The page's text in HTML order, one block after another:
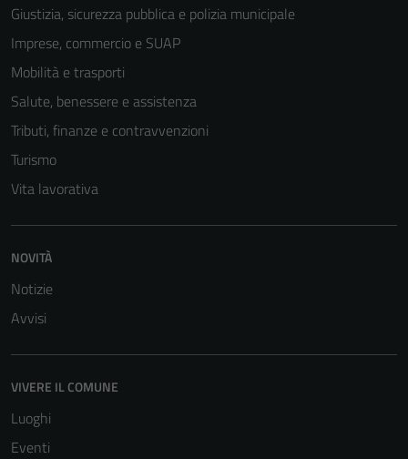
Giustizia, sicurezza pubblica e polizia municipale
Imprese, commercio e SUAP
Mobilità e trasporti
Salute, benessere e assistenza
Tributi, finanze e contravvenzioni
Turismo
Vita lavorativa
NOVITÀ
Notizie
Avvisi
VIVERE IL COMUNE
Luoghi
Eventi